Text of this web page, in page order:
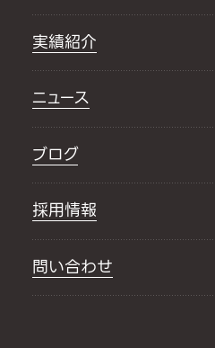
実績紹介
ニュース
ブログ
採用情報
問い合わせ